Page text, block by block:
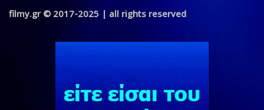
filmy.gr © 2017-2025 | all rights reserved